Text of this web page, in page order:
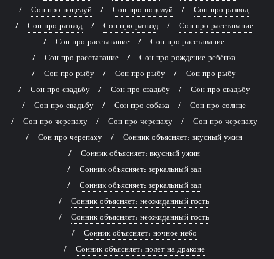
Сон про поцелуй
Сон про поцелуй
Сон про развод
Сон про развод
Сон про развод
Сон про расставание
Сон про расставание
Сон про расставание
Сон про расставание
Сон про рождение ребёнка
Сон про рыбу
Сон про рыбу
Сон про рыбу
Сон про свадьбу
Сон про свадьбу
Сон про свадьбу
Сон про свадьбу
Сон про собака
Сон про солнце
Сон про черепаху
Сон про черепаху
Сон про черепаху
Сон про черепаху
Сонник объясняет: вкусный ужин
Сонник объясняет: вкусный ужин
Сонник объясняет: зеркальный зал
Сонник объясняет: зеркальный зал
Сонник объясняет: неожиданный гость
Сонник объясняет: неожиданный гость
Сонник объясняет: ночное небо
Сонник объясняет: полет на драконе